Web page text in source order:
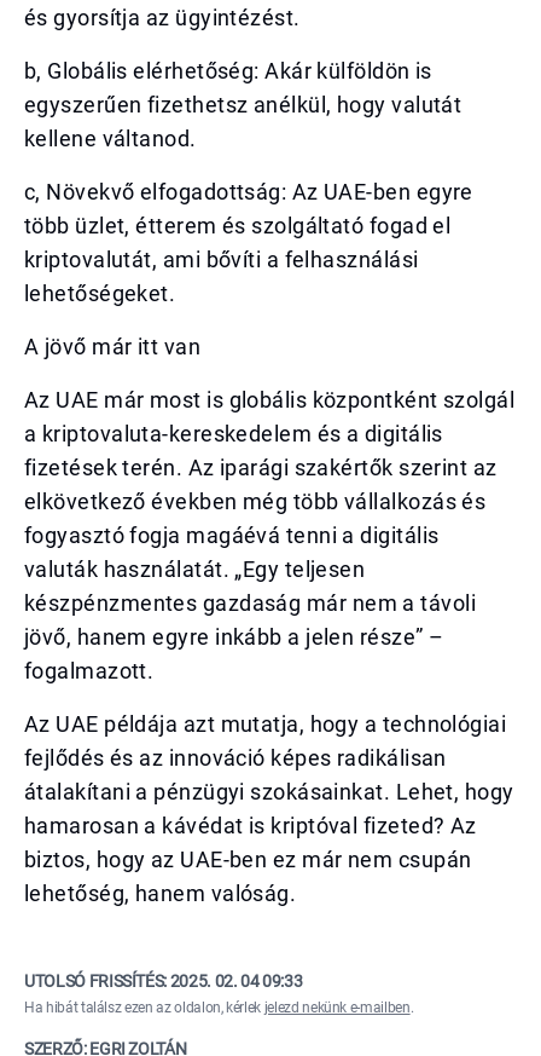
és gyorsítja az ügyintézést.
b, Globális elérhetőség: Akár külföldön is
egyszerűen fizethetsz anélkül, hogy valutát
kellene váltanod.
c, Növekvő elfogadottság: Az UAE-ben egyre
több üzlet, étterem és szolgáltató fogad el
kriptovalutát, ami bővíti a felhasználási
lehetőségeket.
A jövő már itt van
Az UAE már most is globális központként szolgál
a kriptovaluta-kereskedelem és a digitális
fizetések terén. Az iparági szakértők szerint az
elkövetkező években még több vállalkozás és
fogyasztó fogja magáévá tenni a digitális
valuták használatát. „Egy teljesen
készpénzmentes gazdaság már nem a távoli
jövő, hanem egyre inkább a jelen része” –
fogalmazott.
Az UAE példája azt mutatja, hogy a technológiai
fejlődés és az innováció képes radikálisan
átalakítani a pénzügyi szokásainkat. Lehet, hogy
hamarosan a kávédat is kriptóval fizeted? Az
biztos, hogy az UAE-ben ez már nem csupán
lehetőség, hanem valóság.
UTOLSÓ FRISSÍTÉS:2025. 02. 04 09:33
Ha hibát találsz ezen az oldalon, kérlek jelezd nekünk e-mailben.
SZERZŐ: EGRI ZOLTÁN